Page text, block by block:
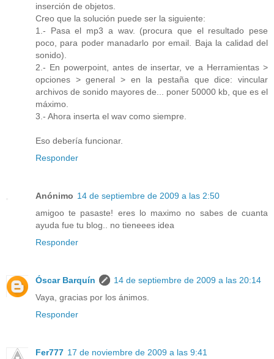
inserción de objetos.
Creo que la solución puede ser la siguiente:
1.- Pasa el mp3 a wav. (procura que el resultado pese
poco, para poder manadarlo por email. Baja la calidad del
sonido).
2.- En powerpoint, antes de insertar, ve a Herramientas >
opciones > general > en la pestaña que dice: vincular
archivos de sonido mayores de... poner 50000 kb, que es el
máximo.
3.- Ahora inserta el wav como siempre.
Eso debería funcionar.
Responder
Anónimo 14 de septiembre de 2009 a las 2:50
amigoo te pasaste! eres lo maximo no sabes de cuanta
ayuda fue tu blog.. no tieneees idea
Responder
Óscar Barquín
14 de septiembre de 2009 a las 20:14
Vaya, gracias por los ánimos.
Responder
Fer777 17 de noviembre de 2009 a las 9:41